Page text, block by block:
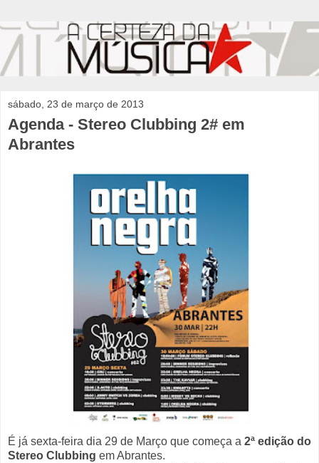
sábado, 23 de março de 2013
Agenda - Stereo Clubbing 2# em
Abrantes
É já sexta-feira dia 29 de Março que começa a 2ª edição do
Stereo Clubbing em Abrantes.